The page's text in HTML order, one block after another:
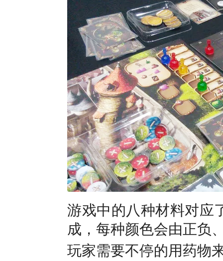
游戏中的八种材料对应
成，每种颜色会由正负
玩家需要不停的用药物